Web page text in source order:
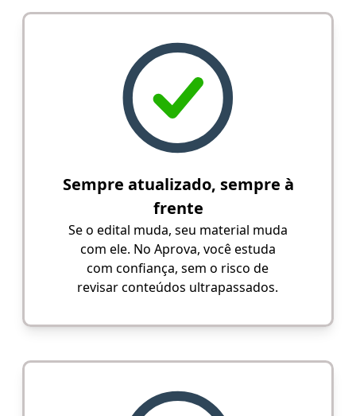
Sempre atualizado, sempre à
frente
Se o edital muda, seu material muda
com ele. No Aprova, você estuda
com confiança, sem o risco de
revisar conteúdos ultrapassados.